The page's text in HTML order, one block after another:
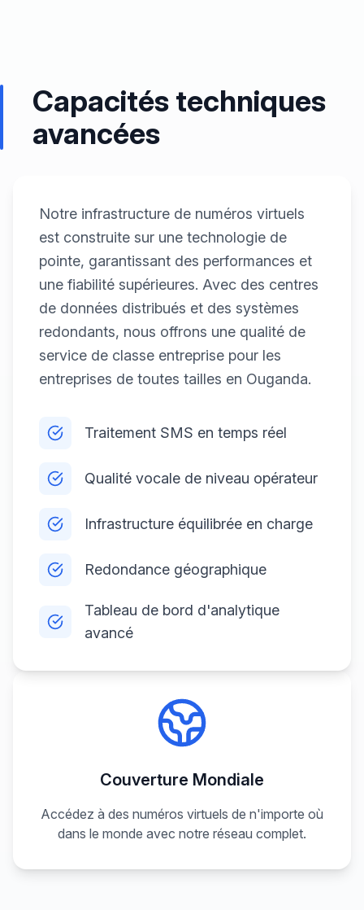
Capacités techniques
avancées
Notre infrastructure de numéros virtuels
est construite sur une technologie de
pointe, garantissant des performances et
une fiabilité supérieures. Avec des centres
de données distribués et des systèmes
redondants, nous offrons une qualité de
service de classe entreprise pour les
entreprises de toutes tailles en Ouganda.
Traitement SMS en temps réel
Qualité vocale de niveau opérateur
Infrastructure équilibrée en charge
Redondance géographique
Tableau de bord d'analytique
avancé
Couverture Mondiale
Accédez à des numéros virtuels de n'importe où
dans le monde avec notre réseau complet.